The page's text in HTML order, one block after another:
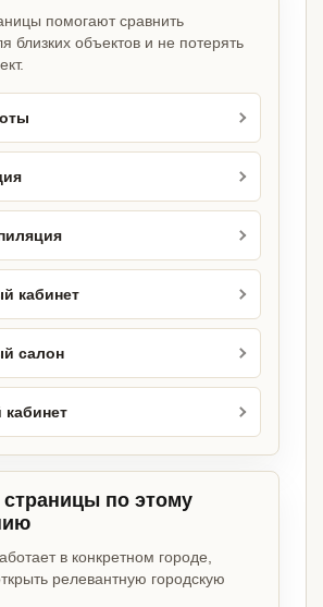
помогают сравнить
близких объектов и не потерять
кабинет
салон
страницы по этому
в конкретном городе,
релевантную городскую